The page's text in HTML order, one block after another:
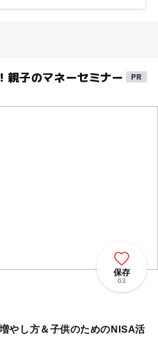
親子のマネーセミナー
保存
63
やし方＆子供のためのNISA活